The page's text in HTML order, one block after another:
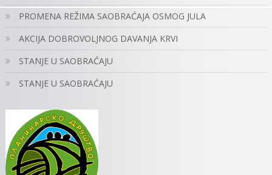
PROMENA REŽIMA SAOBRAĆAJA OSMOG JULA
AKCIJA DOBROVOLJNOG DAVANJA KRVI
STANJE U SAOBRAĆAJU
STANJE U SAOBRAĆAJU